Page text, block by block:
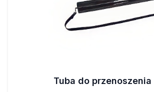
Tuba do